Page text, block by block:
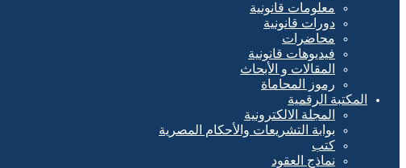
معلومات قانونية
دورات قانونية
محاضرات
فيديوهات قانونية
المقالات و الأبحاث
رموز المحاماة
المكتبة الرقمية
المجلة الالكترونية
بوابة التشريعات والأحكام المصرية
كتب
نماذج العقود